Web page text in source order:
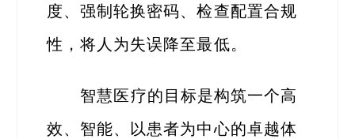
度、强制轮换密码、检查配置合规
性，将人为失误降至最低。
智慧医疗的目标是构筑一个高
效、智能、以患者为中心的卓越体